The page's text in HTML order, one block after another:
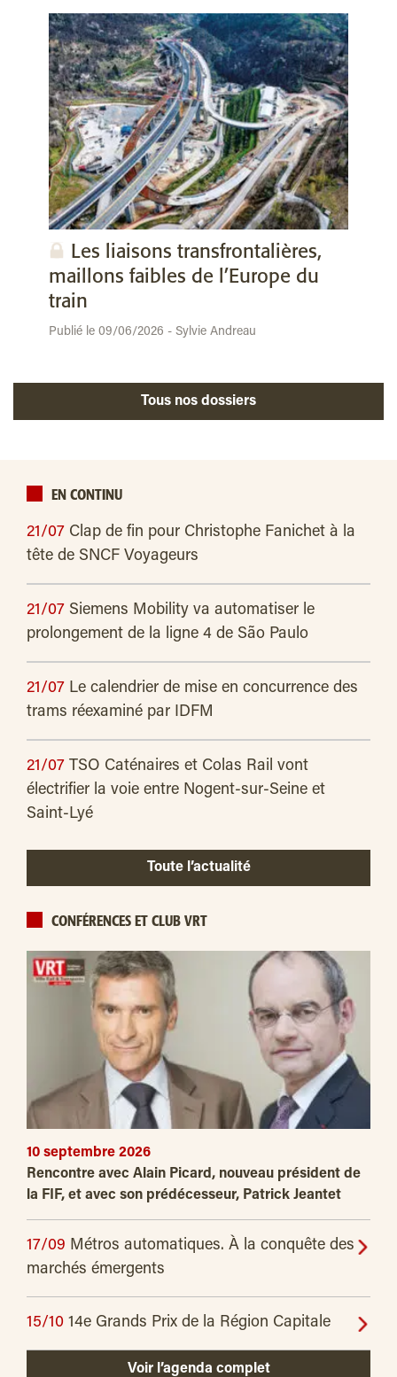
Les liaisons transfrontalières,
maillons faibles de l’Europe du
train
Publié le 09/06/2026 - Sylvie Andreau
Tous nos dossiers
EN CONTINU
21/07 Clap de fin pour Christophe Fanichet à la
tête de SNCF Voyageurs
21/07 Siemens Mobility va automatiser le
prolongement de la ligne 4 de São Paulo
21/07 Le calendrier de mise en concurrence des
trams réexaminé par IDFM
21/07 TSO Caténaires et Colas Rail vont
électrifier la voie entre Nogent-sur-Seine et
Saint-Lyé
Toute l’actualité
CONFÉRENCES ET CLUB VRT
10 septembre 2026
Rencontre avec Alain Picard, nouveau président de
la FIF, et avec son prédécesseur, Patrick Jeantet
17/09 Métros automatiques. À la conquête des
marchés émergents
15/10 14e Grands Prix de la Région Capitale
Voir l’agenda complet